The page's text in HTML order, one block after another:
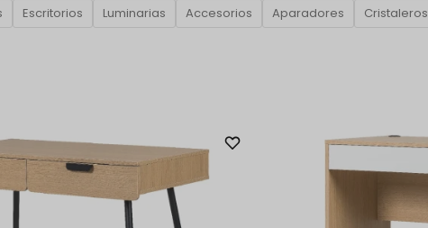
Escritorios Luminarias Accesorios Aparadores Cristaleros